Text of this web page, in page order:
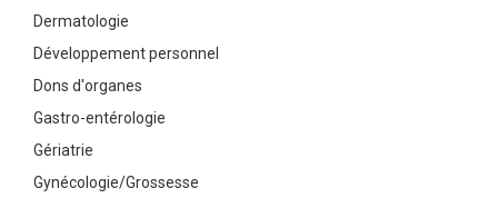
Dermatologie
Développement personnel
Dons d'organes
Gastro-entérologie
Gériatrie
Gynécologie/Grossesse